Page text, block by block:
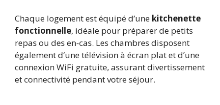
Chaque logement est équipé d’une kitchenette
fonctionnelle, idéale pour préparer de petits
repas ou des en-cas. Les chambres disposent
également d’une télévision à écran plat et d’une
connexion WiFi gratuite, assurant divertissement
et connectivité pendant votre séjour.